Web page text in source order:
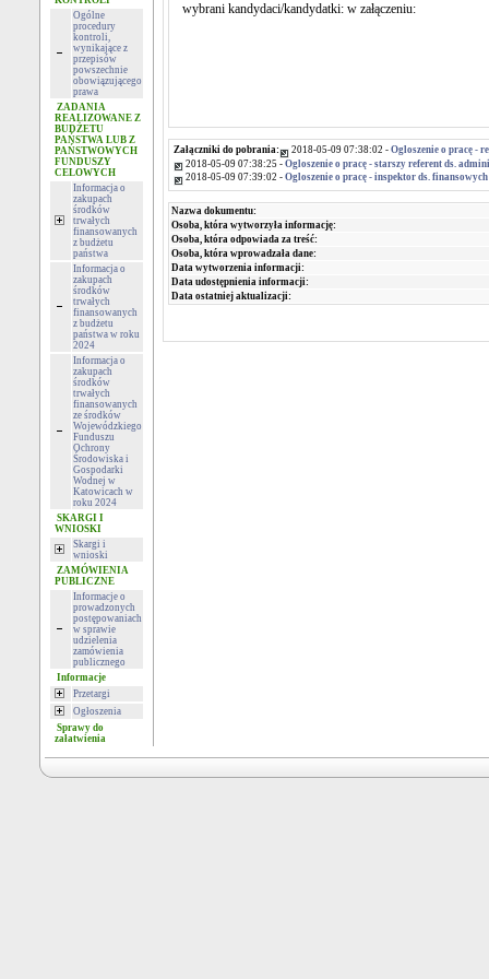
Ogólne
procedury
kontroli,
wynikające z
przepisów
powszechnie
obowiązującego
prawa
ZADANIA
REALIZOWANE Z
BUDŻETU
PAŃSTWA LUB Z
PAŃSTWOWYCH
FUNDUSZY
CELOWYCH
Informacja o
zakupach
środków
trwałych
finansowanych
z budżetu
państwa
Informacja o
zakupach
środków
trwałych
finansowanych
z budżetu
państwa w roku
2024
Informacja o
zakupach
środków
trwałych
finansowanych
ze środków
Wojewódzkiego
Funduszu
Ochrony
Środowiska i
Gospodarki
Wodnej w
Katowicach w
roku 2024
SKARGI I
WNIOSKI
Skargi i
wnioski
ZAMÓWIENIA
PUBLICZNE
Informacje o
prowadzonych
postępowaniach
w sprawie
udzielenia
zamówienia
publicznego
Informacje
Przetargi
Ogłoszenia
Sprawy do
załatwienia
wybrani kandydaci/kandydatki: w załączeniu:
Załączniki do pobrania: 2018-05-09 07:38:02 - Ogloszenie o pracę -
2018-05-09 07:38:25 - Ogloszenie o pracę - starszy referent ds.
2018-05-09 07:39:02 - Ogloszenie o pracę - inspektor ds.
Nazwa dokumentu:
Osoba, która wytworzyła informację:
Osoba, która odpowiada za treść:
Osoba, która wprowadzała dane:
Data wytworzenia informacji:
Data udostępnienia informacji:
Data ostatniej aktualizacji: